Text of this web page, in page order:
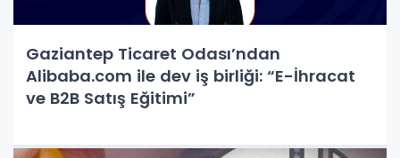
Gaziantep Ticaret Odası’ndan
Alibaba.com ile dev iş birliği: “E-İhracat
ve B2B Satış Eğitimi”